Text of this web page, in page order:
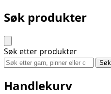
Søk produkter
Søk etter produkter
Søk
Handlekurv